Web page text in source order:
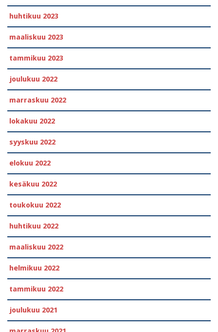
huhtikuu 2023
maaliskuu 2023
tammikuu 2023
joulukuu 2022
marraskuu 2022
lokakuu 2022
syyskuu 2022
elokuu 2022
kesäkuu 2022
toukokuu 2022
huhtikuu 2022
maaliskuu 2022
helmikuu 2022
tammikuu 2022
joulukuu 2021